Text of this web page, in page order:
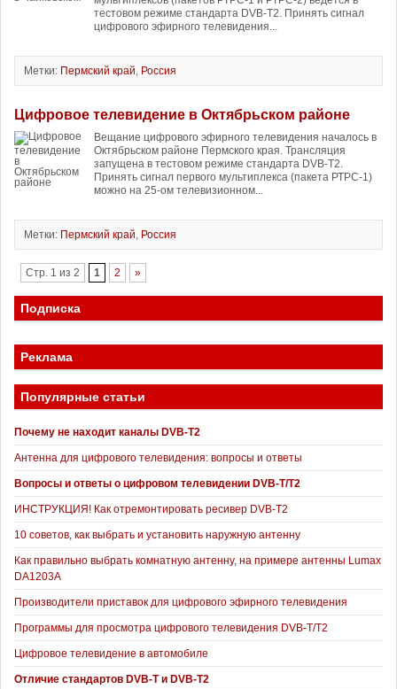
тестовом режиме стандарта DVB-T2. Принять сигнал
цифрового эфирного телевидения...
Метки: Пермский край, Россия
Цифровое телевидение в Октябрьском районе
Вещание цифрового эфирного телевидения началось в
Октябрьском районе Пермского края. Трансляция
запущена в тестовом режиме стандарта DVB-T2.
Принять сигнал первого мультиплекса (пакета РТРС-1)
можно на 25-ом телевизионном...
Метки: Пермский край, Россия
Стр. 1 из 2 1 2 »
Подписка
Реклама
Популярные статьи
Почему не находит каналы DVB-T2
Антенна для цифрового телевидения: вопросы и ответы
Вопросы и ответы о цифровом телевидении DVB-T/T2
ИНСТРУКЦИЯ! Как отремонтировать ресивер DVB-T2
10 советов, как выбрать и установить наружную антенну
Как правильно выбрать комнатную антенну, на примере антенны Lumax
DA1203А
Производители приставок для цифрового эфирного телевидения
Программы для просмотра цифрового телевидения DVB-T/T2
Цифровое телевидение в автомобиле
Отличие стандартов DVB-T и DVB-T2